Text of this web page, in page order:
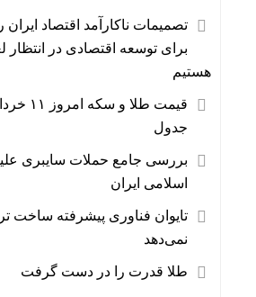
تصمیمات ناکارآمد اقتصاد
برای توسعه اقتصادی در انتظار
هستیم
قیمت طلا
جدول
بررسی جامع حملات سایبری
اسلامی ایران
تایوان فناوری پیشرفته ساخت
نمی‌دهد
طلا قدرت را در دست گرفت